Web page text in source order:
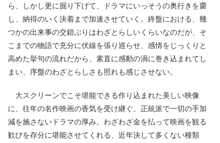
ら、しかし更に掘り下げて、ドラマにいっそうの奥行きを齎
し、納得のいく決着まで加速させていく。終盤における、幾
つかの出来事の交錯ぶりはわざとらしいくらいなのだが、そ
こまでの物語で充分に伏線を張り巡らせ、感情をじっくりと
高めた挙句の流れだから、素直に感動の渦に巻き込まれてし
まい、序盤のわざとらしさも照れも感じさせない。
大スクリーンでこそ堪能できる作り込まれた美しい映像
に、往年の名作映画の香気を受け継ぐ、正統派で一切の手加
減を施さないドラマの厚み。わざわざ金を払って映画を観る
歓びを存分に堪能させてくれる、近年決して多くない種類